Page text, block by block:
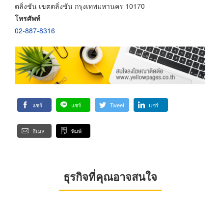
ตลิ่งชัน เขตตลิ่งชัน กรุงเทพมหานคร 10170
โทรศัพท์
02-887-8316
แชร์ แชร์ Tweet แชร์
อีเมล พิมพ์
ธุรกิจที่คุณอาจสนใจ